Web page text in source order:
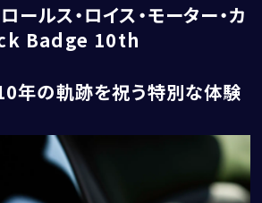
CLUB
ールス・ロイス・モーター・カ
Badge 10th
年の軌跡を祝う特別な体験